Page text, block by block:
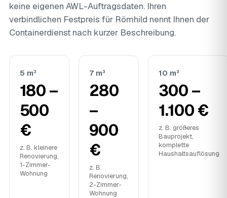
keine eigenen AWL-Auftragsdaten. Ihren
verbindlichen Festpreis für Römhild nennt Ihnen der
Containerdienst nach kurzer Beschreibung.
5 m³
180 –
500
€
z. B. kleinere
Renovierung,
1-Zimmer-
Wohnung
7 m³
280
–
900
€
z. B.
Renovierung,
2-Zimmer-
Wohnung
10 m³
300 –
1.100 €
z. B. größeres
Bauprojekt,
komplette
Haushaltsauflösung